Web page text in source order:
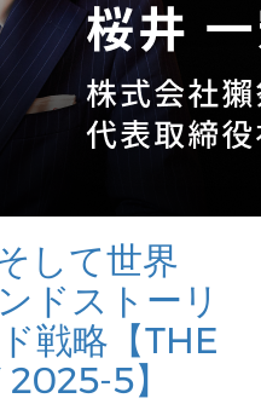
して世界
ドストーリ
戦略【THE
5】